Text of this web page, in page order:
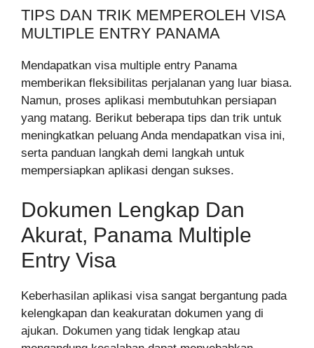
TIPS DAN TRIK MEMPEROLEH VISA
MULTIPLE ENTRY PANAMA
Mendapatkan visa multiple entry Panama
memberikan fleksibilitas perjalanan yang luar biasa.
Namun, proses aplikasi membutuhkan persiapan
yang matang. Berikut beberapa tips dan trik untuk
meningkatkan peluang Anda mendapatkan visa ini,
serta panduan langkah demi langkah untuk
mempersiapkan aplikasi dengan sukses.
Dokumen Lengkap Dan
Akurat, Panama Multiple
Entry Visa
Keberhasilan aplikasi visa sangat bergantung pada
kelengkapan dan keakuratan dokumen yang di
ajukan. Dokumen yang tidak lengkap atau